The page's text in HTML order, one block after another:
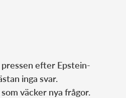
efter Epstein-
inga svar.
väcker nya frågor.